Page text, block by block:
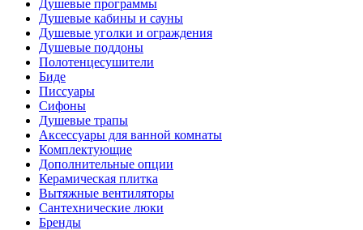
Душевые программы
Душевые кабины и сауны
Душевые уголки и ограждения
Душевые поддоны
Полотенцесушители
Биде
Писсуары
Сифоны
Душевые трапы
Аксессуары для ванной комнаты
Комплектующие
Дополнительные опции
Керамическая плитка
Вытяжные вентиляторы
Сантехнические люки
Бренды